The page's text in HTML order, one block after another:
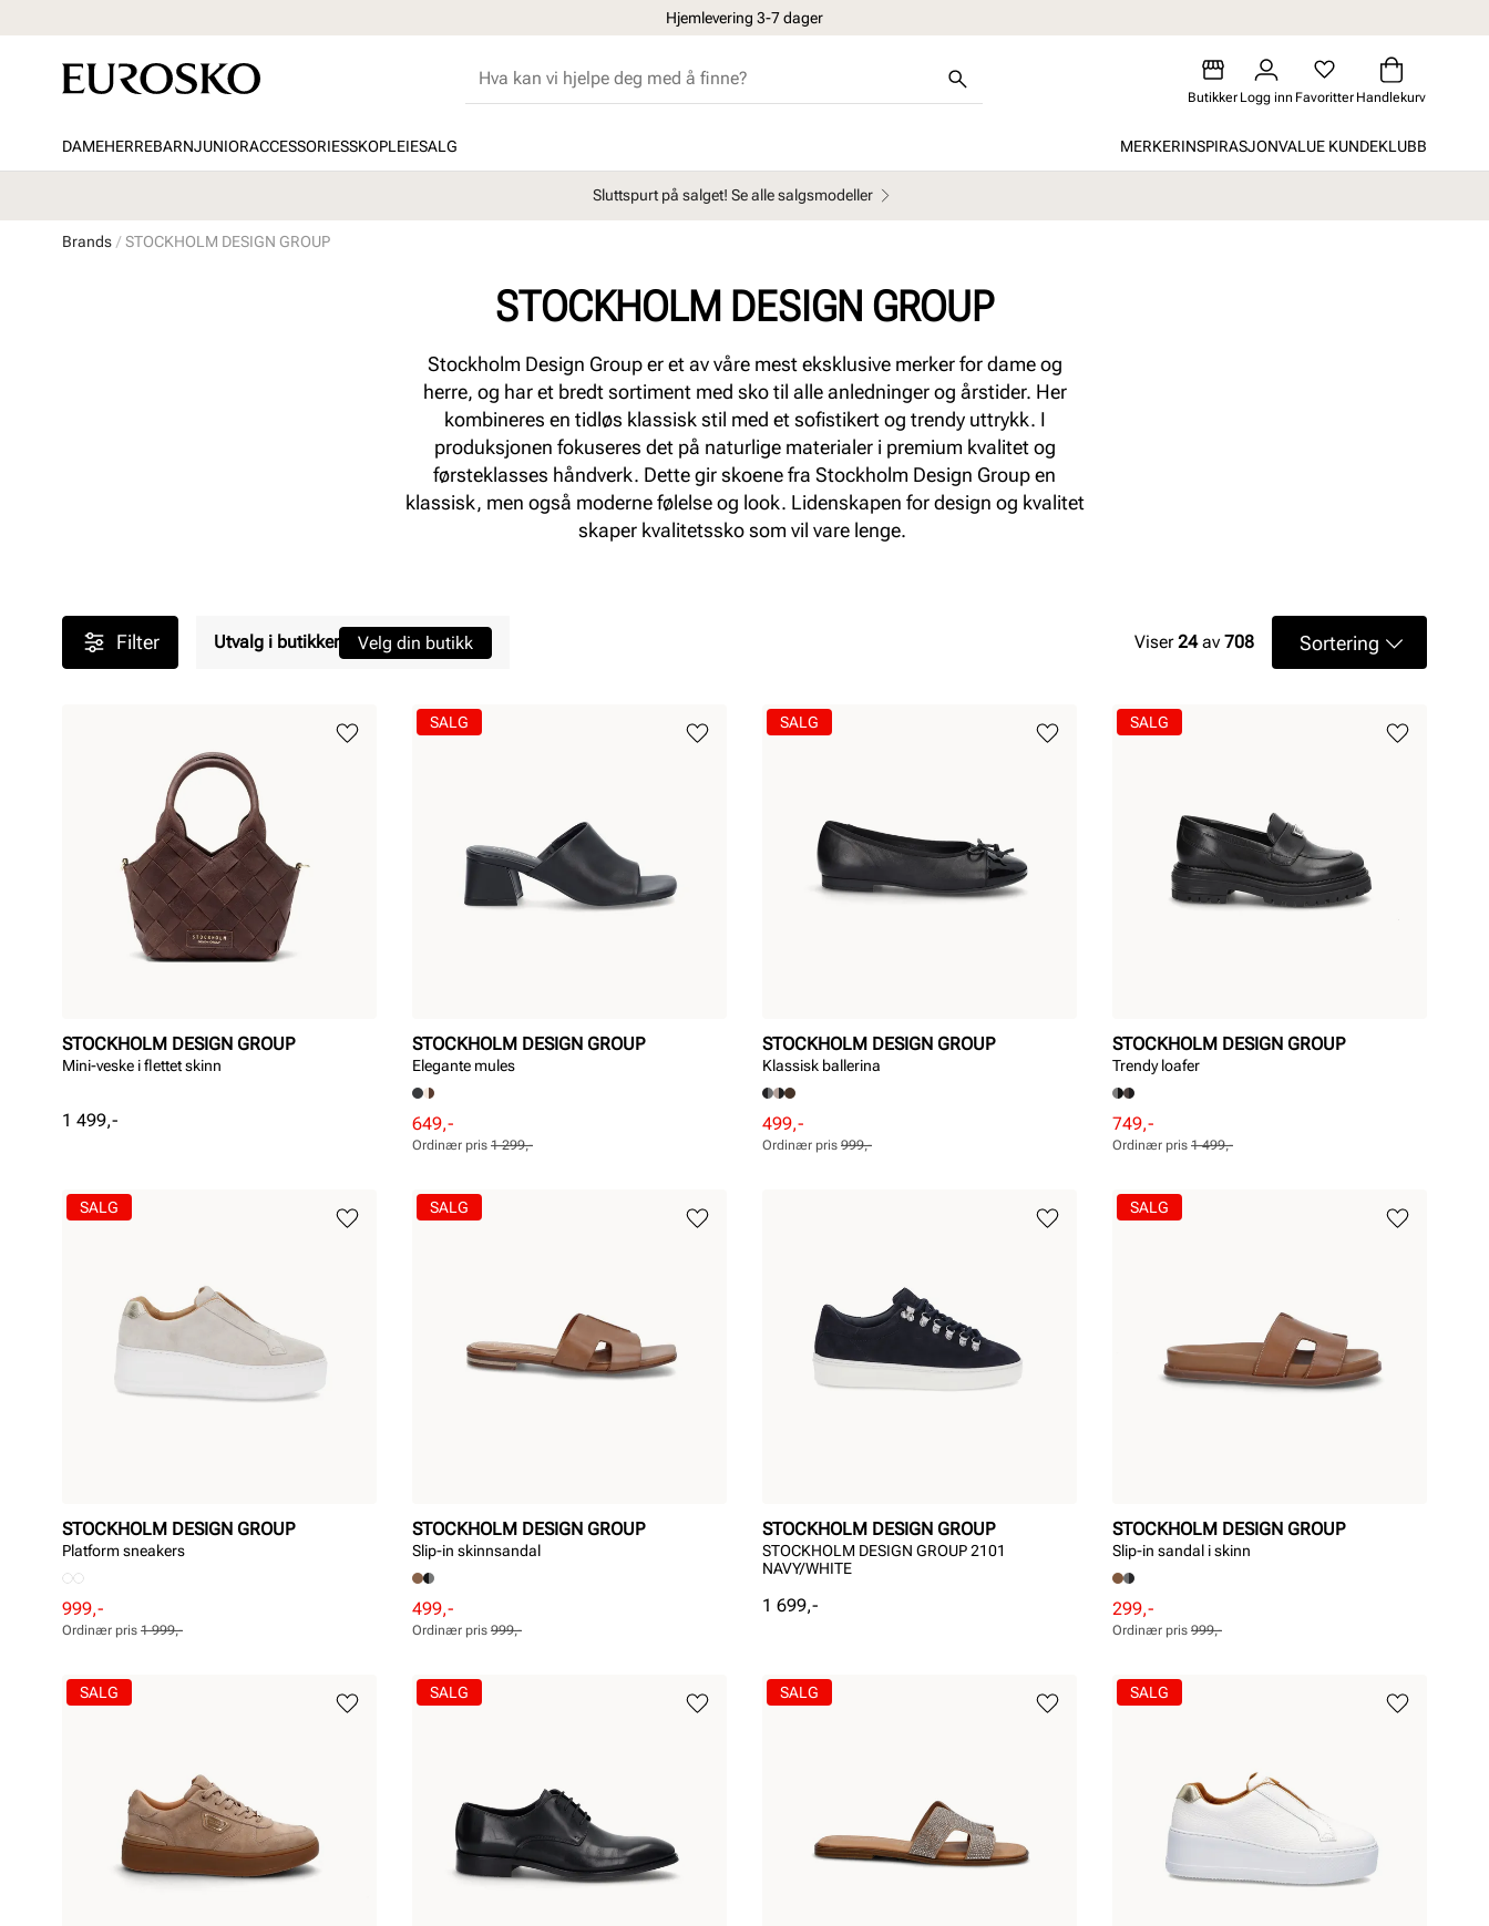
Hjemlevering 3-7 dager
Butikker Logg inn Favoritter Handlekurv
DAMEHERREBARNJUNIORACCESSORIESSKOPLEIESALG MERKERINSPIRASJONVALUE KUNDEKLUBB
Sluttspurt på salget! Se alle salgsmodeller
Brands STOCKHOLM DESIGN GROUP
STOCKHOLM DESIGN GROUP
Stockholm Design Group er et av våre mest eksklusive merker for dame og
herre, og har et bredt sortiment med sko til alle anledninger og årstider. Her
kombineres en tidløs klassisk stil med et soﬁstikert og trendy uttrykk. I
produksjonen fokuseres det på naturlige materialer i premium kvalitet og
førsteklasses håndverk. Dette gir skoene fra Stockholm Design Group en
klassisk, men også moderne følelse og look. Lidenskapen for design og kvalitet
skaper kvalitetssko som vil vare lenge.
Filter Utvalg i butikker Velg din butikk Viser24av 708 Sortering
STOCKHOLM DESIGN GROUP
Mini-veske i flettet skinn
Pris
1 499,-
STOCKHOLM DESIGN GROUP
Elegante mules
Rabattert
pris
649,-
Ordinær
pris
Ordinær pris 1 299,-
SALG
STOCKHOLM DESIGN GROUP
Klassisk ballerina
Rabattert
pris
499,-
Ordinær
pris
Ordinær pris 999,-
SALG
STOCKHOLM DESIGN GROUP
Trendy loafer
Rabattert
pris
749,-
Ordinær
pris
Ordinær pris 1 499,-
SALG
STOCKHOLM DESIGN GROUP
Platform sneakers
Rabattert
pris
999,-
Ordinær
pris
Ordinær pris 1 999,-
SALG
STOCKHOLM DESIGN GROUP
Slip-in skinnsandal
Rabattert
pris
499,-
Ordinær
pris
Ordinær pris 999,-
SALG
STOCKHOLM DESIGN GROUP
STOCKHOLM DESIGN GROUP 2101
NAVY/WHITE
Pris
1 699,-
STOCKHOLM DESIGN GROUP
Slip-in sandal i skinn
Rabattert
pris
299,-
Ordinær
pris
Ordinær pris 999,-
SALG
SALG SALG SALG SALG